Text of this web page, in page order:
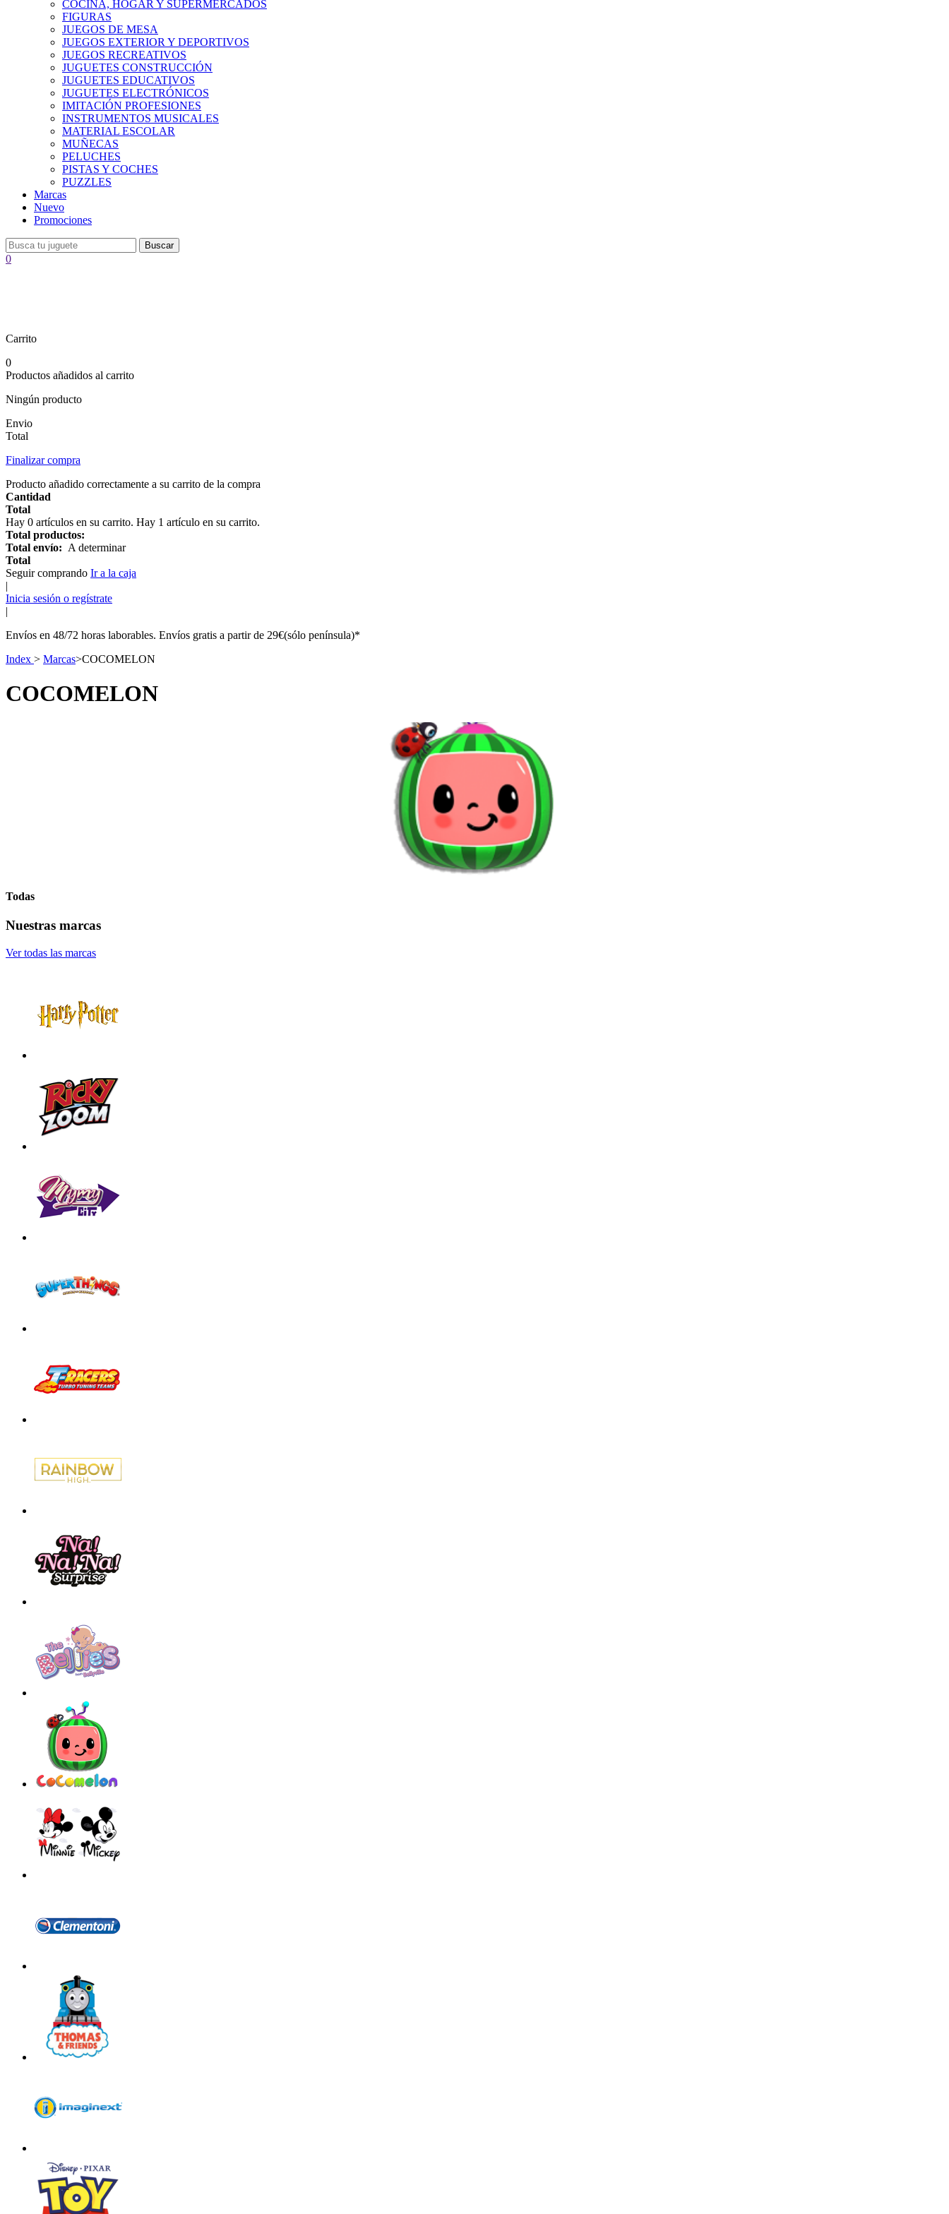
COCINA, HOGAR Y SUPERMERCADOS
FIGURAS
JUEGOS DE MESA
JUEGOS EXTERIOR Y DEPORTIVOS
JUEGOS RECREATIVOS
JUGUETES CONSTRUCCIÓN
JUGUETES EDUCATIVOS
JUGUETES ELECTRÓNICOS
IMITACIÓN PROFESIONES
INSTRUMENTOS MUSICALES
MATERIAL ESCOLAR
MUÑECAS
PELUCHES
PISTAS Y COCHES
PUZZLES
Marcas
Nuevo
Promociones
Buscar
0
Carrito
0
Productos añadidos al carrito
Ningún producto
Envio
Total
Finalizar compra
Producto añadido correctamente a su carrito de la compra
Cantidad
Total
Hay 0 artículos en su carrito. Hay 1 artículo en su carrito.
Total productos:
Total envío: A determinar
Total
Seguir comprando Ir a la caja
|
Inicia sesión o regístrate
|
Envíos en 48/72 horas laborables. Envíos gratis a partir de 29€(sólo península)*
Index > Marcas>COCOMELON
COCOMELON
Todas
Nuestras marcas
Ver todas las marcas